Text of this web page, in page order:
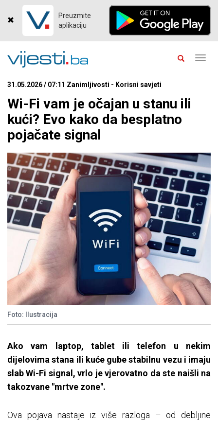
Preuzmite
aplikaciju
31.05.2026 / 07:11 Zanimljivosti - Korisni savjeti
Wi-Fi vam je očajan u stanu ili
kući? Evo kako da besplatno
pojačate signal
Foto: Ilustracija
Ako vam laptop, tablet ili telefon u nekim
dijelovima stana ili kuće gube stabilnu vezu i imaju
slab Wi-Fi signal, vrlo je vjerovatno da ste naišli na
takozvane "mrtve zone".
Ova pojava nastaje iz više razloga – od debljine